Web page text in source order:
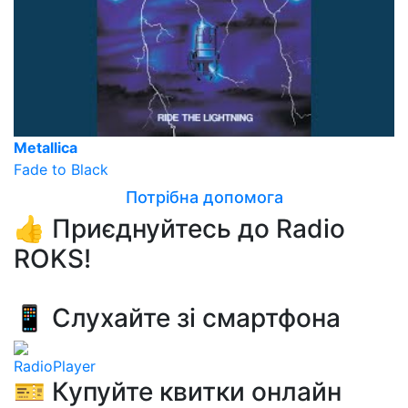
Metallica
Fade to Black
Потрібна допомога
👍 Приєднуйтесь до Radio
ROKS!
📱 Слухайте зі смартфона
RadioPlayer
🎫 Купуйте квитки онлайн